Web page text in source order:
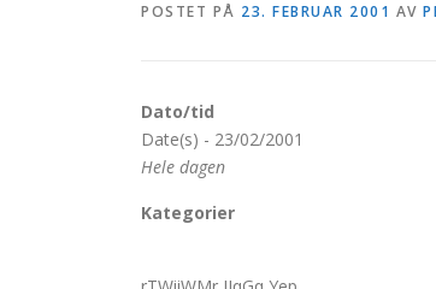
POSTET PÅ 23. FEBRUAR 2001 AV
Dato/tid
Date(s) - 23/02/2001
Hele dagen
Kategorier